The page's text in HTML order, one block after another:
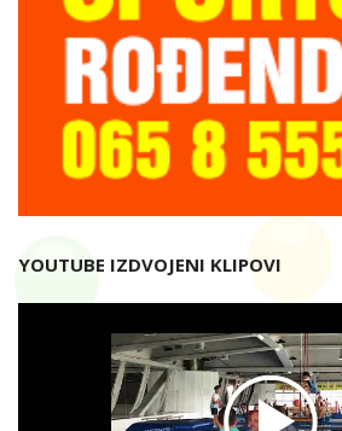
YOUTUBE IZDVOJENI KLIPOVI